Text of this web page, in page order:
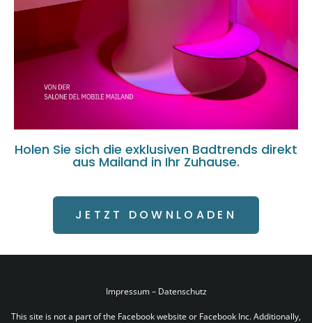
Holen Sie sich die exklusiven Badtrends direkt
aus Mailand in Ihr Zuhause.
JETZT DOWNLOADEN
Impressum– Datenschutz
This site is not a part of the Facebook website or Facebook Inc. Additionally,